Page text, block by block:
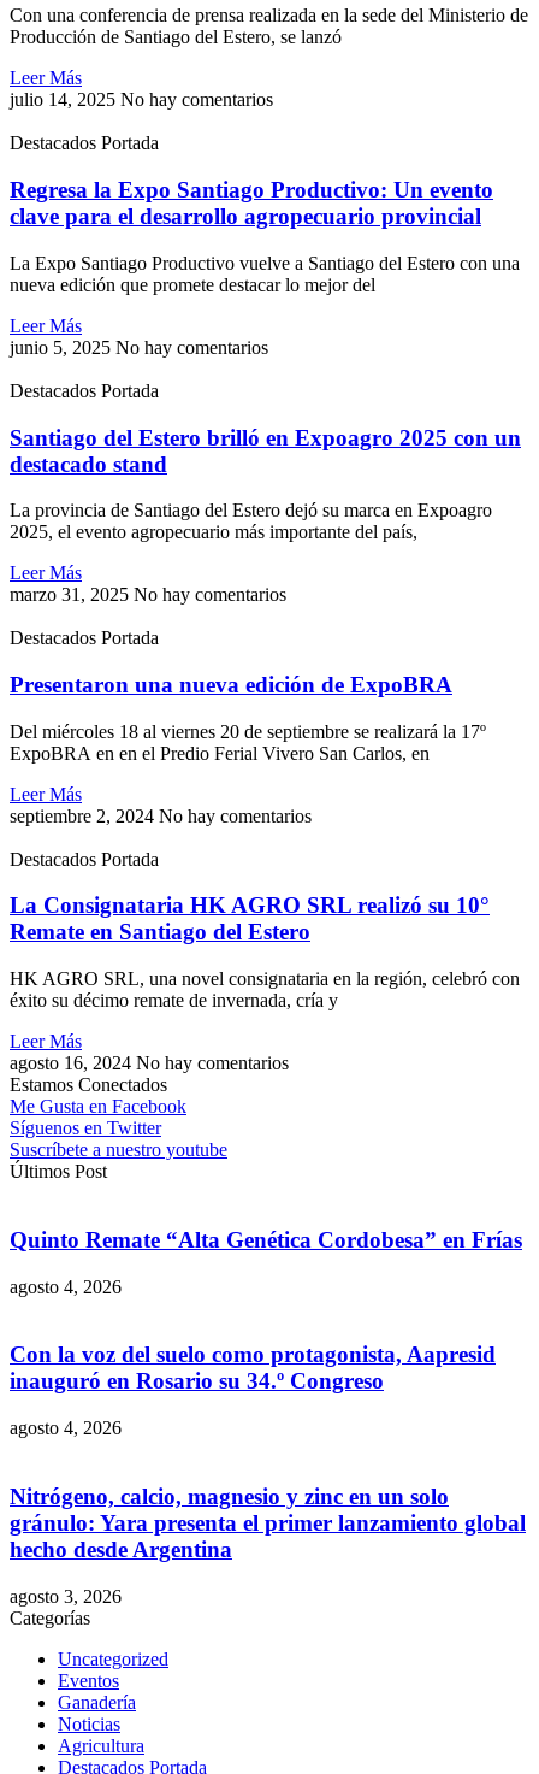
Con una conferencia de prensa realizada en la sede del Ministerio de
Producción de Santiago del Estero, se lanzó
Leer Más
julio 14, 2025 No hay comentarios
Destacados Portada
Regresa la Expo Santiago Productivo: Un evento
clave para el desarrollo agropecuario provincial
La Expo Santiago Productivo vuelve a Santiago del Estero con una
nueva edición que promete destacar lo mejor del
Leer Más
junio 5, 2025 No hay comentarios
Destacados Portada
Santiago del Estero brilló en Expoagro 2025 con un
destacado stand
La provincia de Santiago del Estero dejó su marca en Expoagro
2025, el evento agropecuario más importante del país,
Leer Más
marzo 31, 2025 No hay comentarios
Destacados Portada
Presentaron una nueva edición de ExpoBRA
Del miércoles 18 al viernes 20 de septiembre se realizará la 17º
ExpoBRA en en el Predio Ferial Vivero San Carlos, en
Leer Más
septiembre 2, 2024 No hay comentarios
Destacados Portada
La Consignataria HK AGRO SRL realizó su 10°
Remate en Santiago del Estero
HK AGRO SRL, una novel consignataria en la región, celebró con
éxito su décimo remate de invernada, cría y
Leer Más
agosto 16, 2024 No hay comentarios
Estamos Conectados
Me Gusta en Facebook
Síguenos en Twitter
Suscríbete a nuestro youtube
Últimos Post
Quinto Remate “Alta Genética Cordobesa” en Frías
agosto 4, 2026
Con la voz del suelo como protagonista, Aapresid
inauguró en Rosario su 34.º Congreso
agosto 4, 2026
Nitrógeno, calcio, magnesio y zinc en un solo
gránulo: Yara presenta el primer lanzamiento global
hecho desde Argentina
agosto 3, 2026
Categorías
Uncategorized
Eventos
Ganadería
Noticias
Agricultura
Destacados Portada